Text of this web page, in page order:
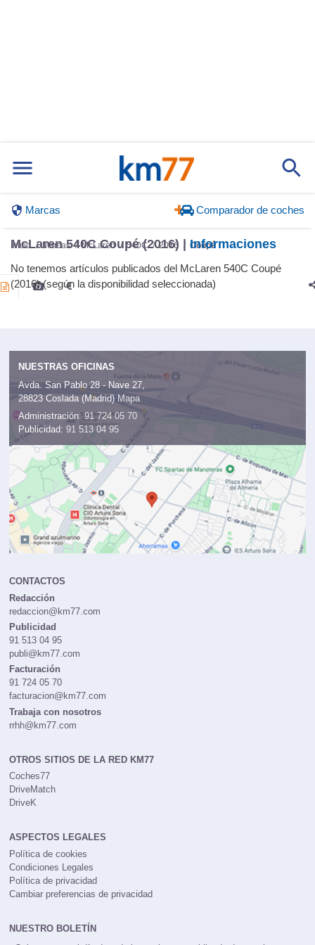
Marcas Comparador de coches
Inicio Marcas McLaren 540C 2016 Coupé
McLaren 540C Coupé (2016) | Informaciones
No tenemos artículos publicados del McLaren 540C Coupé
(2016) (según la disponibilidad seleccionada)
NUESTRAS OFICINAS
Avda. San Pablo 28 - Nave 27,
28823 Coslada (Madrid) Mapa
Administración: 91 724 05 70
Publicidad: 91 513 04 95
CONTACTOS
Redacción
redaccion@km77.com
Publicidad
91 513 04 95
publi@km77.com
Facturación
91 724 05 70
facturacion@km77.com
Trabaja con nosotros
rrhh@km77.com
OTROS SITIOS DE LA RED KM77
Coches77
DriveMatch
DriveK
ASPECTOS LEGALES
Política de cookies
Condiciones Legales
Política de privacidad
Cambiar preferencias de privacidad
NUESTRO BOLETÍN